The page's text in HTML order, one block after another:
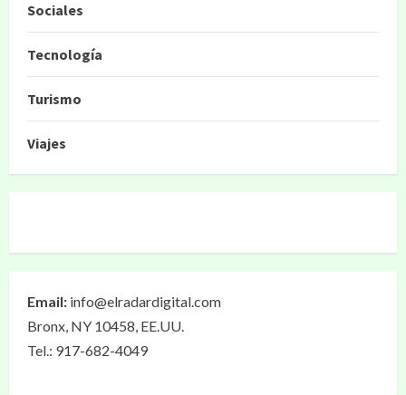
Sociales
Tecnología
Turismo
Viajes
Email: info@elradardigital.com
Bronx, NY 10458, EE.UU.
Tel.: 917-682-4049